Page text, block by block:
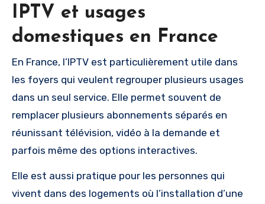
IPTV et usages
domestiques en France
En France, l’IPTV est particulièrement utile dans
les foyers qui veulent regrouper plusieurs usages
dans un seul service. Elle permet souvent de
remplacer plusieurs abonnements séparés en
réunissant télévision, vidéo à la demande et
parfois même des options interactives.
Elle est aussi pratique pour les personnes qui
vivent dans des logements où l’installation d’une